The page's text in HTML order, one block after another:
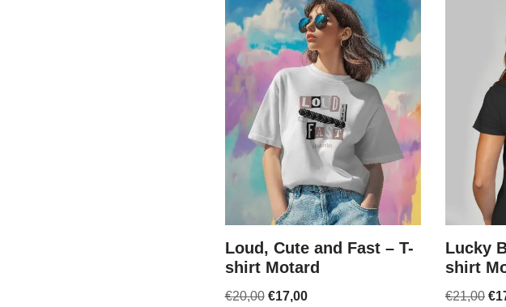
Loud, Cute and Fast – T-
shirt Motard
€20,00 €17,00
Lucky
shirt
€21,00 €